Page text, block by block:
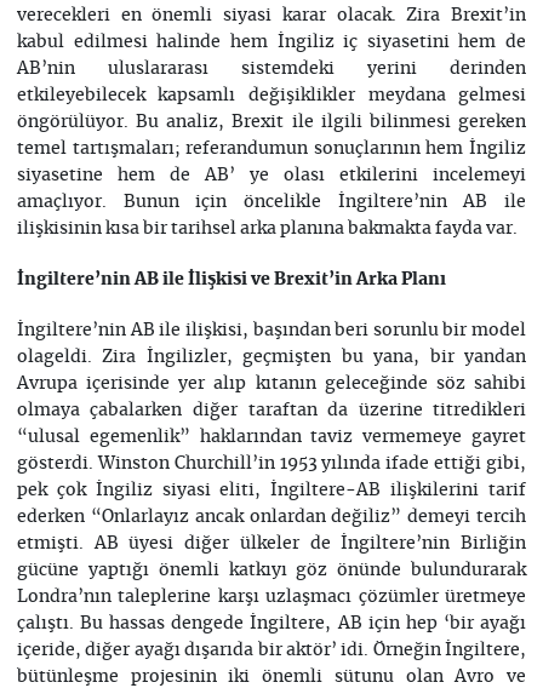
verecekleri en önemli siyasi karar olacak. Zira Brexit’in
kabul edilmesi halinde hem İngiliz iç siyasetini hem de
AB’nin uluslararası sistemdeki yerini derinden
etkileyebilecek kapsamlı değişiklikler meydana gelmesi
öngörülüyor. Bu analiz, Brexit ile ilgili bilinmesi gereken
temel tartışmaları; referandumun sonuçlarının hem İngiliz
siyasetine hem de AB’ ye olası etkilerini incelemeyi
amaçlıyor. Bunun için öncelikle İngiltere’nin AB ile
ilişkisinin kısa bir tarihsel arka planına bakmakta fayda var.
İngiltere’nin AB ile İlişkisi ve Brexit’in Arka Planı
İngiltere’nin AB ile ilişkisi, başından beri sorunlu bir model
olageldi. Zira İngilizler, geçmişten bu yana, bir yandan
Avrupa içerisinde yer alıp kıtanın geleceğinde söz sahibi
olmaya çabalarken diğer taraftan da üzerine titredikleri
“ulusal egemenlik” haklarından taviz vermemeye gayret
gösterdi. Winston Churchill’in 1953 yılında ifade ettiği gibi,
pek çok İngiliz siyasi eliti, İngiltere-AB ilişkilerini tarif
ederken “Onlarlayız ancak onlardan değiliz” demeyi tercih
etmişti. AB üyesi diğer ülkeler de İngiltere’nin Birliğin
gücüne yaptığı önemli katkıyı göz önünde bulundurarak
Londra’nın taleplerine karşı uzlaşmacı çözümler üretmeye
çalıştı. Bu hassas dengede İngiltere, AB için hep ‘bir ayağı
içeride, diğer ayağı dışarıda bir aktör’ idi. Örneğin İngiltere,
bütünleşme projesinin iki önemli sütunu olan Avro ve